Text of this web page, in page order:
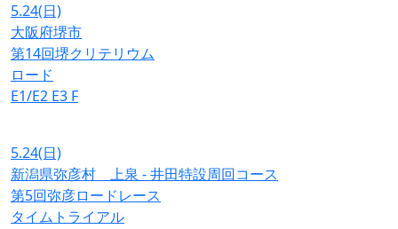
5.24(日)
大阪府堺市
第14回堺クリテリウム
ロード
E1/E2 E3 F
5.24(日)
新潟県弥彦村 上泉 - 井田特設周回コース
第5回弥彦ロードレース
タイムトライアル